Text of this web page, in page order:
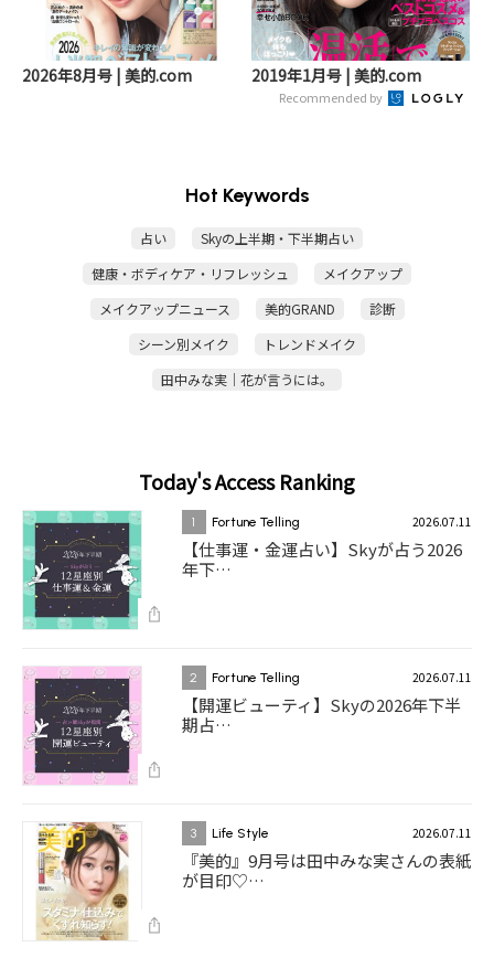
2026年8月号 | 美的.com 2019年1月号 | 美的.com
Recommended by
Hot Keywords
占い
Skyの上半期・下半期占い
健康・ボディケア・リフレッシュ
メイクアップ
メイクアップニュース
美的GRAND
診断
シーン別メイク
トレンドメイク
田中みな実｜花が言うには。
Today's Access Ranking
1 Fortune Telling 2026.07.11
【仕事運・金運占い】Skyが占う2026
年下…
2 Fortune Telling 2026.07.11
【開運ビューティ】Skyの2026年下半
期占…
3 Life Style 2026.07.11
『美的』9月号は田中みな実さんの表紙
が目印♡…